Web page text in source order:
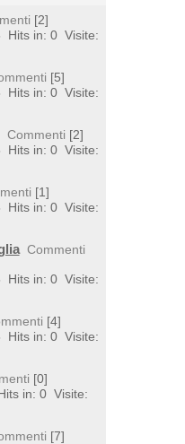
[2]
Hits in: 0 Visite:
[5]
Hits in: 0 Visite:
Commenti [2]
Hits in: 0 Visite:
[1]
Hits in: 0 Visite:
Commenti
Hits in: 0 Visite:
[4]
Hits in: 0 Visite:
[0]
in: 0 Visite:
[7]